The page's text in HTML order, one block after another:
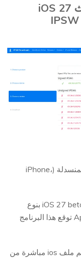
الطريقة 2: تنزيل ملف تحديث iOS 27
beta بنوع IPSW من مواقع IPSW
حدد طراز جهازك من القائمة المنسدلة (iPhone،
حدد موقع إصدار ملف تحديث iOS 27 beta بنوع
IPSW. تشير العلامة الخضراء إلى أن Apple توقع هذا البرنامج
انقر على رابط التنزيل. يتم تقديم ملف ios مباشرة من